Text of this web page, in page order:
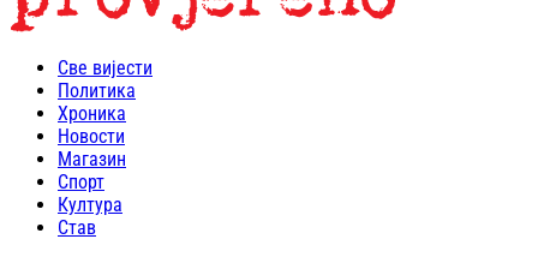
Све вијести
Политика
Хроника
Новости
Магазин
Спорт
Култура
Став